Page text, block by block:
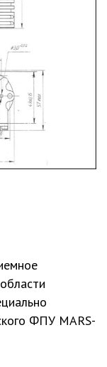
ФПУ MARS-